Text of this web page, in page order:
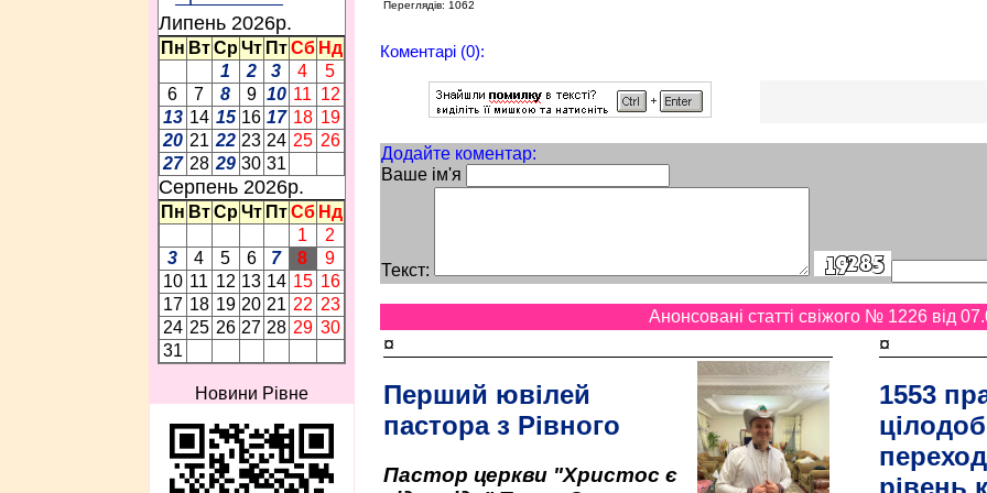
Липень 2026p.
Пн Вт Ср Чт Пт Сб Нд
1
2 3 4
5
6
7 8 9 10 11 12
13 14 15 16 17 18 19
20 21 22 23 24 25 26
27 28 29 30 31
Серпень 2026p.
Пн Вт Ср Чт Пт Сб Нд
1
2
3
4 5 6 7 8
9
10 11 12 13 14 15 16
17 18 19 20 21 22 23
24 25 26 27 28 29 30
31
Новини Рівне
Переглядів: 1062
Коментарі (0):
Додайте коментар:
Ваше ім'я
Текст:
Анонсовані статті свіжого № 1226 від
¤
Перший ювілей
пастора з Рівного
Пастор церкви "Христос є
¤
1553
рівень